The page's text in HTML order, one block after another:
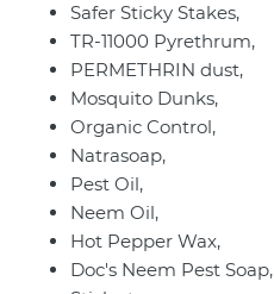
Safer Sticky Stakes,
TR-11000 Pyrethrum,
PERMETHRIN dust,
Mosquito Dunks,
Organic Control,
Natrasoap,
Pest Oil,
Neem Oil,
Hot Pepper Wax,
Doc's Neem Pest Soap,